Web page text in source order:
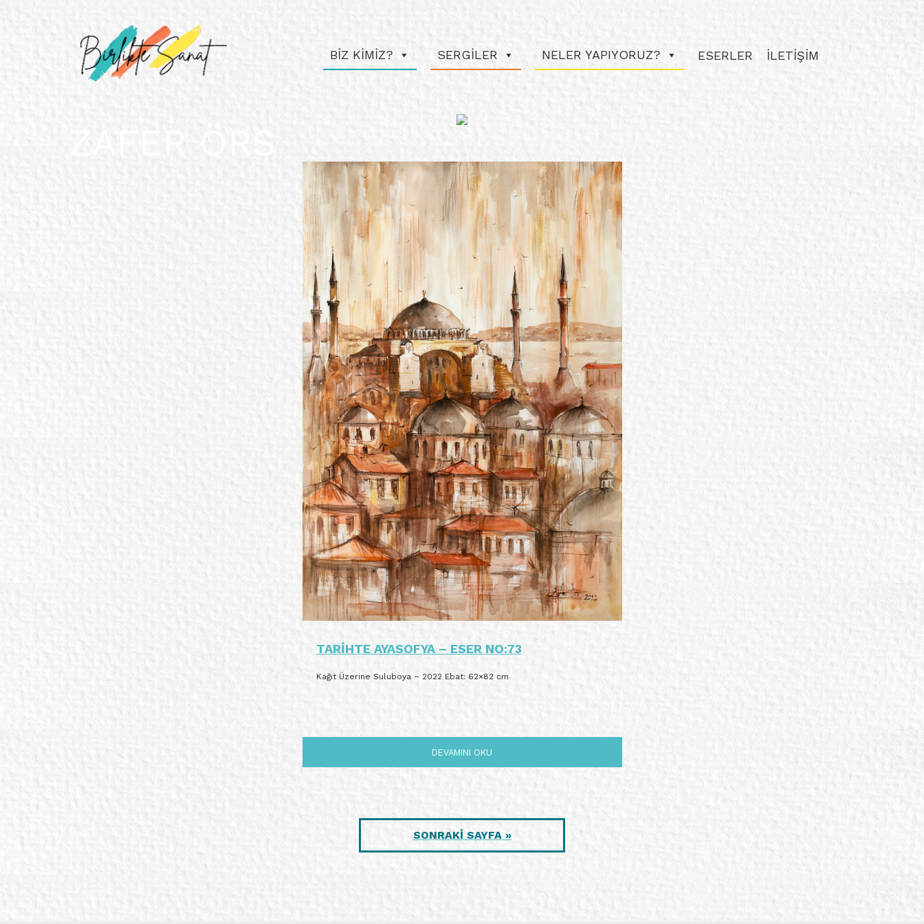
BİZ KİMİZ? SERGİLER NELER YAPIYORUZ? ESERLER İLETİŞİM
ZAFER ÖRS
TARIHTE AYASOFYA – ESER NO:73
Kağıt Üzerine Suluboya – 2022 Ebat: 62×82 cm
DEVAMINI OKU
SONRAKİ SAYFA »